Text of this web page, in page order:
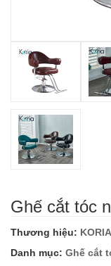
Ghế cắt tóc
Thương hiệu: KORIA
Danh mục: Ghế cắt